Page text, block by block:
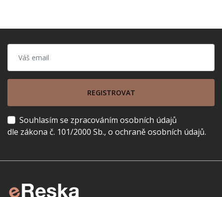
REGISTROVAT
Souhlasím se zpracováním osobních údajů
dle zákona č. 101/2000 Sb., o ochraně osobních údajů.